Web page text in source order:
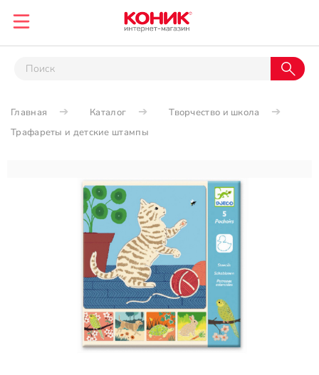
Главная Каталог
Творчество и школа
Трафареты и детские штампы